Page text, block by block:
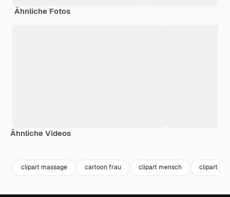
Ähnliche Fotos
Ähnliche Videos
clipart massage cartoon frau clipart mensch clipart